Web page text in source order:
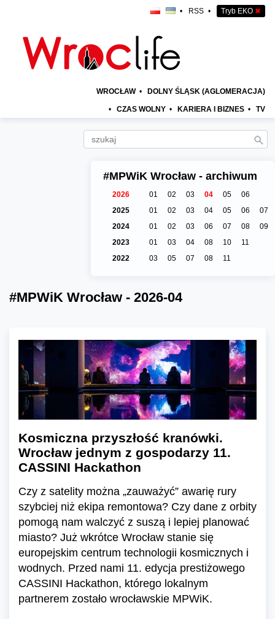
• RSS • Tryb EKO ✖
WROCŁAW • DOLNY ŚLĄSK (AGLOMERACJA)
• CZAS WOLNY • KARIERA I BIZNES • TV
#MPWiK Wrocław - archiwum
2026 01 02 03 04 05
06
2025
01 02 03 04 05 06
07
2024
01 02 03 06 07 08
09
2023
01 03 04 08 10
11
2022
03 05 07 08 11
#MPWiK Wrocław - 2026-04
Kosmiczna przyszłość kranówki.
Wrocław jednym z gospodarzy 11.
CASSINI Hackathon
Czy z satelity można „zauważyć” awarię rury
szybciej niż ekipa remontowa? Czy dane z orbity
pomogą nam walczyć z suszą i lepiej planować
miasto? Już wkrótce Wrocław stanie się
europejskim centrum technologii kosmicznych i
wodnych. Przed nami 11. edycja prestiżowego
CASSINI Hackathon, którego lokalnym
partnerem zostało wrocławskie MPWiK.